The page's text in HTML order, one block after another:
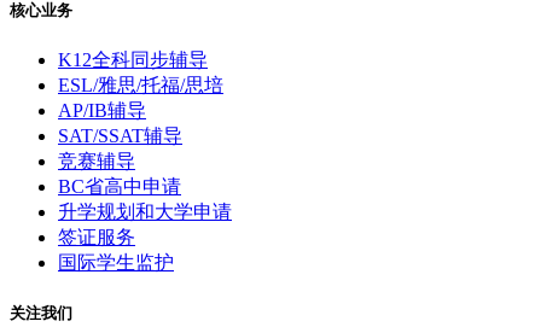
核心业务
K12全科同步辅导
ESL/雅思/托福/思培
AP/IB辅导
SAT/SSAT辅导
竞赛辅导
BC省高中申请
升学规划和大学申请
签证服务
国际学生监护
关注我们